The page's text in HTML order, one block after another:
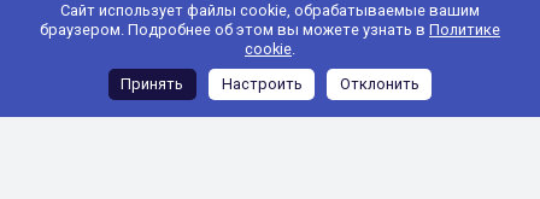
Сайт использует файлы cookie, обрабатываемые вашим
браузером. Подробнее об этом вы можете узнать в Политике
cookie.
Принять
Настроить Отклонить
© 2022 АНО ДО "Планета детства "Лада"